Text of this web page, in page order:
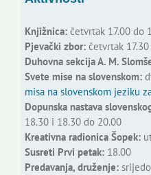
Knjižnica:četvrtak 17.00 do
Pjevački zbor:četvrtak 17.30
Duhovna sekcija A. M.
Svete mise na slovenskom:
misa na slovenskom jeziku
Dopunska nastava
18.30 i 18.30 do 20.00
Kreativna radionica Šopek:
Susreti Prvi petak:18.00
Predavanja, druženje: